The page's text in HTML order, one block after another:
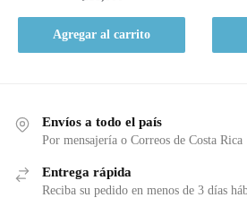
Agregar al carrito
Envíos a todo el país
Por mensajería o Correos de Costa Rica
Entrega rápida
Reciba su pedido en menos de 3 días